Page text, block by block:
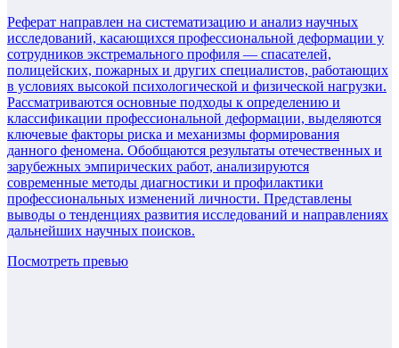
Реферат направлен на систематизацию и анализ научных
исследований, касающихся профессиональной деформации у
сотрудников экстремального профиля — спасателей,
полицейских, пожарных и других специалистов, работающих
в условиях высокой психологической и физической нагрузки.
Рассматриваются основные подходы к определению и
классификации профессиональной деформации, выделяются
ключевые факторы риска и механизмы формирования
данного феномена. Обобщаются результаты отечественных и
зарубежных эмпирических работ, анализируются
современные методы диагностики и профилактики
профессиональных изменений личности. Представлены
выводы о тенденциях развития исследований и направлениях
дальнейших научных поисков.
Посмотреть превью